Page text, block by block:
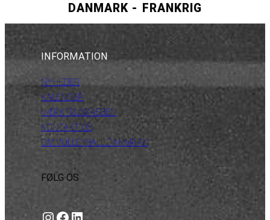
DANMARK - FRANKRIG
INFORMATION
NYHEDER
KALENDER
VÆRKTØJSKASSEN
KONTAKT OS
OM VOLLEYBALL DANMARK
FØLG OS